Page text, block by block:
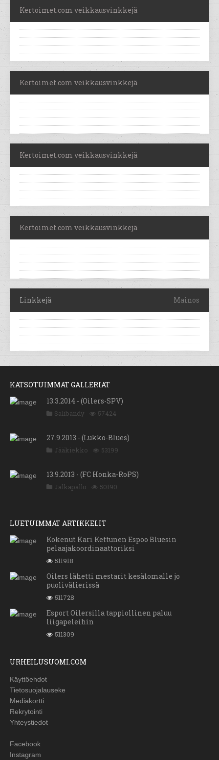
Kertoimet.com veikkausvinkkejä
Kertoimet.com veikkausvinkkejä
Kertoimet.com veikkausvinkkejä
Kertoimet.com veikkausvinkkejä
Linkkejä Mainos
KATSOTUIMMAT GALLERIAT
13.3.2014 - (Oilers-SPV)
Salibandy 57424
27.9.2013 - (Lukko-Blues)
Jääkiekko 53199
13.9.2013 - (FC Honka-RoPS)
Jalkapallo 50190
LUETUIMMAT ARTIKKELIT
Kokenut Kari Kettunen Espoo Bluesin
pelaajakoordinaattoriksi
511918
Oilers lähetti mestarit kesälomalle jo
puolivälierissä
511728
Esport Oilersilla tappiollinen paluu
liigapeleihin
511309
URHEILUSUOMI.COM
Käyttöehdot
Tietosuojalauseke
Mediakortti
Rekrytointi
Yhteystiedot
Facebook
Instagram